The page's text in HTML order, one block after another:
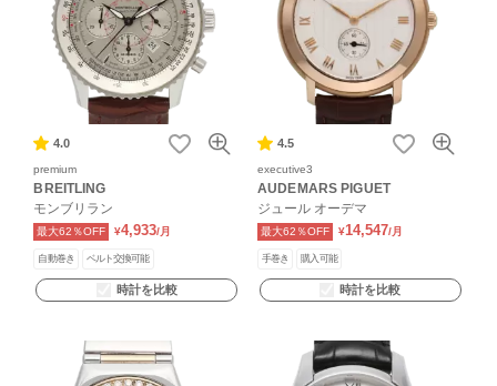
4.0
premium
BREITLING
モンブリラン
最大62％OFF ¥4,933/月
自動巻き ベルト交換可能
時計を比較
4.5
executive3
AUDEMARS PIGUET
ジュール オーデマ
最大62％OFF ¥14,547/月
手巻き 購入可能
時計を比較